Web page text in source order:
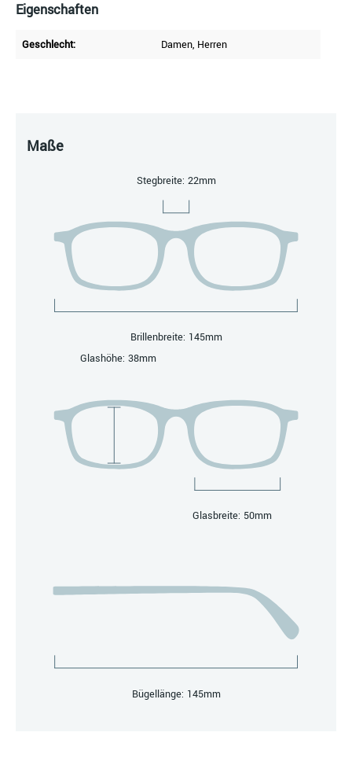
Eigenschaften
Geschlecht: Damen, Herren
Maße
Stegbreite: 22mm
Brillenbreite: 145mm
Glashöhe: 38mm
Glasbreite: 50mm
Bügellänge: 145mm